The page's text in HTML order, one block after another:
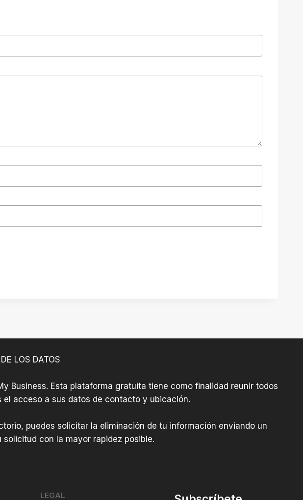
LOS DATOS
Business. Esta plataforma gratuita tiene como finalidad reunir todos
acceso a sus datos de contacto y ubicación.
puedes solicitar la eliminación de tu información enviando un
solicitud con la mayor rapidez posible.
LEGAL